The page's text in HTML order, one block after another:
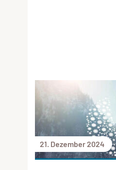
21. Dezember 2024